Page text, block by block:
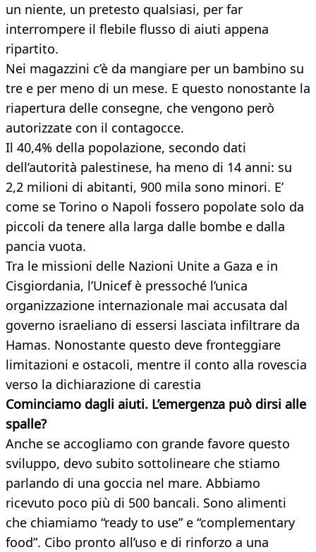
un niente, un pretesto qualsiasi, per far
interrompere il flebile flusso di aiuti appena
ripartito.
Nei magazzini c’è da mangiare per un bambino su
tre e per meno di un mese. E questo nonostante la
riapertura delle consegne, che vengono però
autorizzate con il contagocce.
Il 40,4% della popolazione, secondo dati
dell’autorità palestinese, ha meno di 14 anni: su
2,2 milioni di abitanti, 900 mila sono minori. E’
come se Torino o Napoli fossero popolate solo da
piccoli da tenere alla larga dalle bombe e dalla
pancia vuota.
Tra le missioni delle Nazioni Unite a Gaza e in
Cisgiordania, l’Unicef è pressoché l’unica
organizzazione internazionale mai accusata dal
governo israeliano di essersi lasciata infiltrare da
Hamas. Nonostante questo deve fronteggiare
limitazioni e ostacoli, mentre il conto alla rovescia
verso la dichiarazione di carestia
Cominciamo dagli aiuti. L’emergenza può dirsi alle
spalle?
Anche se accogliamo con grande favore questo
sviluppo, devo subito sottolineare che stiamo
parlando di una goccia nel mare. Abbiamo
ricevuto poco più di 500 bancali. Sono alimenti
che chiamiamo “ready to use” e “complementary
food”. Cibo pronto all’uso e di rinforzo a una